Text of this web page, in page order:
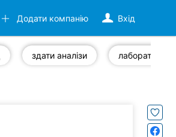
Вхід
Додати компанію
здати аналізи